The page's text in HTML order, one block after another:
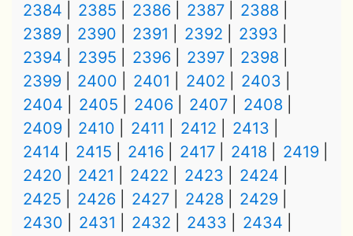
2384
2385 2386 2387
2388
2389
2390 2391 2392
2393
2394
2395 2396 2397
2398
2399
2400 2401 2402
2403
2404
2405 2406 2407
2408
2409
2410 2411 2412
2413
2414
2415 2416 2417 2418
2419
2420
2421 2422 2423
2424
2425
2426 2427 2428
2429
2430
2431 2432 2433
2434